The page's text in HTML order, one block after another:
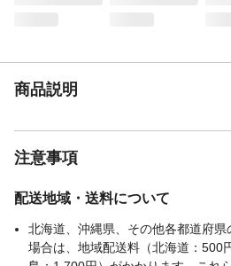
商品説明
注意事項
配送地域・送料について
北海道、沖縄県、その他各都道府
場合は、地域配送料（北海道：500